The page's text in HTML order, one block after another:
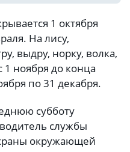
1 октября
На лису,
выдру, норку, волка,
1 ноября до конца
по 31 декабря.
субботу
службы
окружающей